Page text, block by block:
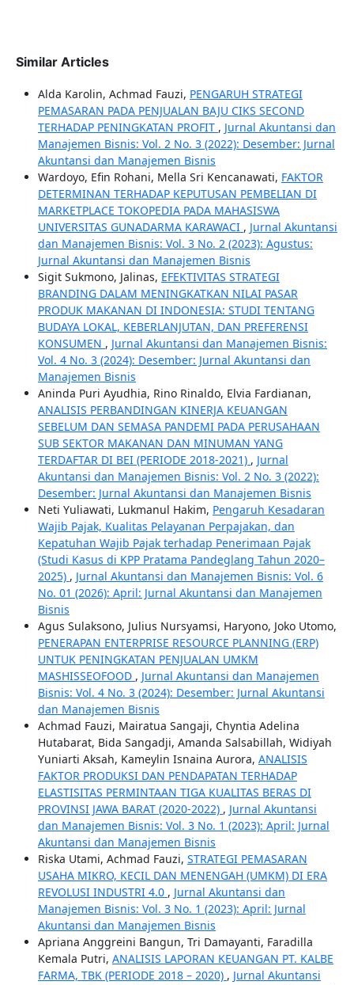
Similar Articles
Alda Karolin, Achmad Fauzi, PENGARUH STRATEGI
PEMASARAN PADA PENJUALAN BAJU CIKS SECOND
TERHADAP PENINGKATAN PROFIT , Jurnal Akuntansi dan
Manajemen Bisnis: Vol. 2 No. 3 (2022): Desember: Jurnal
Akuntansi dan Manajemen Bisnis
Wardoyo, Efin Rohani, Mella Sri Kencanawati, FAKTOR
DETERMINAN TERHADAP KEPUTUSAN PEMBELIAN DI
MARKETPLACE TOKOPEDIA PADA MAHASISWA
UNIVERSITAS GUNADARMA KARAWACI , Jurnal Akuntansi
dan Manajemen Bisnis: Vol. 3 No. 2 (2023): Agustus:
Jurnal Akuntansi dan Manajemen Bisnis
Sigit Sukmono, Jalinas, EFEKTIVITAS STRATEGI
BRANDING DALAM MENINGKATKAN NILAI PASAR
PRODUK MAKANAN DI INDONESIA: STUDI TENTANG
BUDAYA LOKAL, KEBERLANJUTAN, DAN PREFERENSI
KONSUMEN , Jurnal Akuntansi dan Manajemen Bisnis:
Vol. 4 No. 3 (2024): Desember: Jurnal Akuntansi dan
Manajemen Bisnis
Aninda Puri Ayudhia, Rino Rinaldo, Elvia Fardianan,
ANALISIS PERBANDINGAN KINERJA KEUANGAN
SEBELUM DAN SEMASA PANDEMI PADA PERUSAHAAN
SUB SEKTOR MAKANAN DAN MINUMAN YANG
TERDAFTAR DI BEI (PERIODE 2018-2021) , Jurnal
Akuntansi dan Manajemen Bisnis: Vol. 2 No. 3 (2022):
Desember: Jurnal Akuntansi dan Manajemen Bisnis
Neti Yuliawati, Lukmanul Hakim, Pengaruh Kesadaran
Wajib Pajak, Kualitas Pelayanan Perpajakan, dan
Kepatuhan Wajib Pajak terhadap Penerimaan Pajak
(Studi Kasus di KPP Pratama Pandeglang Tahun 2020–
2025) , Jurnal Akuntansi dan Manajemen Bisnis: Vol. 6
No. 01 (2026): April: Jurnal Akuntansi dan Manajemen
Bisnis
Agus Sulaksono, Julius Nursyamsi, Haryono, Joko Utomo,
PENERAPAN ENTERPRISE RESOURCE PLANNING (ERP)
UNTUK PENINGKATAN PENJUALAN UMKM
MASHISSEOFOOD , Jurnal Akuntansi dan Manajemen
Bisnis: Vol. 4 No. 3 (2024): Desember: Jurnal Akuntansi
dan Manajemen Bisnis
Achmad Fauzi, Mairatua Sangaji, Chyntia Adelina
Hutabarat, Bida Sangadji, Amanda Salsabillah, Widiyah
Yuniarti Aksah, Kameylin Isnaina Aurora, ANALISIS
FAKTOR PRODUKSI DAN PENDAPATAN TERHADAP
ELASTISITAS PERMINTAAN TIGA KUALITAS BERAS DI
PROVINSI JAWA BARAT (2020-2022) , Jurnal Akuntansi
dan Manajemen Bisnis: Vol. 3 No. 1 (2023): April: Jurnal
Akuntansi dan Manajemen Bisnis
Riska Utami, Achmad Fauzi, STRATEGI PEMASARAN
USAHA MIKRO, KECIL DAN MENENGAH (UMKM) DI ERA
REVOLUSI INDUSTRI 4.0 , Jurnal Akuntansi dan
Manajemen Bisnis: Vol. 3 No. 1 (2023): April: Jurnal
Akuntansi dan Manajemen Bisnis
Apriana Anggreini Bangun, Tri Damayanti, Faradilla
Kemala Putri, ANALISIS LAPORAN KEUANGAN PT. KALBE
FARMA, TBK (PERIODE 2018 – 2020) , Jurnal Akuntansi